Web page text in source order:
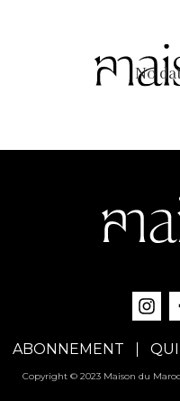
No
ABONNEMENT
Copyright © 2023 Maison du